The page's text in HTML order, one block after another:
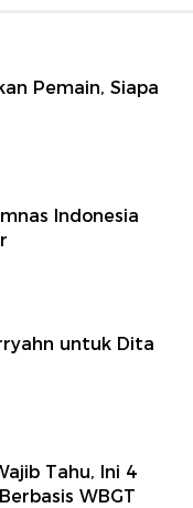
Pemain, Siapa
Indonesia
untuk Dita
Tahu, Ini 4
WBGT